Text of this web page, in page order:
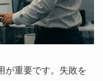
が重要です。失敗を